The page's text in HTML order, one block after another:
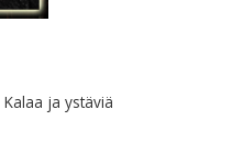
Kalaa ja ystäviä